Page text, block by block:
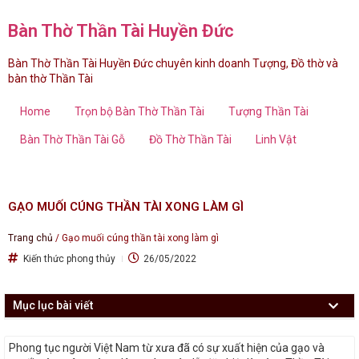
Bàn Thờ Thần Tài Huyền Đức
Bàn Thờ Thần Tài Huyền Đức chuyên kinh doanh Tượng, Đồ thờ và
bàn thờ Thần Tài
Home Trọn bộ Bàn Thờ Thần Tài Tượng Thần Tài
Bàn Thờ Thần Tài Gỗ Đồ Thờ Thần Tài Linh Vật
GẠO MUỐI CÚNG THẦN TÀI XONG LÀM GÌ
Trang chủ / Gạo muối cúng thần tài xong làm gì
Kiến thức phong thủy
26/05/2022
Mục lục bài viết
Phong tục người Việt Nam từ xưa đã có sự xuất hiện của gạo và